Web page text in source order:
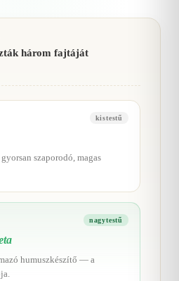
három fajtáját
kistestű
szaporodó, magas
nagytestű
humuszkészítő — a